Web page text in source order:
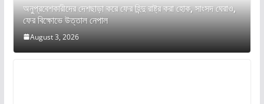
অনুপ্রবেশকারীদের দেশছাড়া করে ফের হিন্দু রাষ্ট্র করা হোক, সাংসদ ঘেরাও,
ফের বিক্ষোভে উত্তাল নেপাল
August 3, 2026